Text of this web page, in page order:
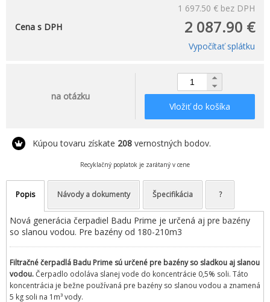
1 697.50 € bez DPH
2 087.90 €
Cena s DPH
Vypočítať splátku
na otázku
Vložiť do košíka
Kúpou tovaru získate 208 vernostných bodov.
Recyklačný poplatok je zarátaný v cene
Popis Návody a dokumenty Špecifikácia ?
Nová generácia čerpadiel Badu Prime je určená aj pre bazény
so slanou vodou. Pre bazény od 180-210m3
Filtračné čerpadlá Badu Prime sú určené pre bazény so sladkou aj slanou
vodou.Čerpadlo odoláva slanej vode do koncentrácie 0,5% soli. Táto
koncentrácia je bežne používaná pre bazény so slanou vodou a znamená
5 kg soli na 1m³ vody.